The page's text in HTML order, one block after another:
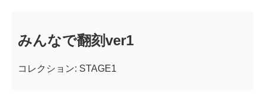
みんなで翻刻ver1
コレクション: STAGE1